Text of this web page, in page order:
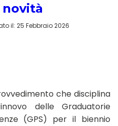
novità
il: 25 Febbraio 2026
che disciplina
delle Graduatorie
(GPS) per il biennio